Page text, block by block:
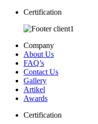
Certification
Company
About Us
FAQ’s
Contact Us
Gallery
Artikel
Awards
Certification